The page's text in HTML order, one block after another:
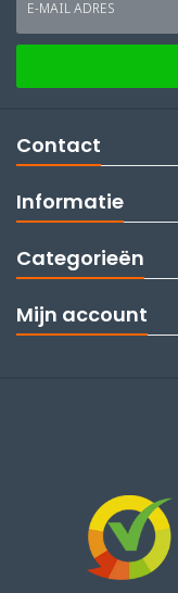
E-MAIL ADRES
Contact
Informatie
Categorieën
Mijn account